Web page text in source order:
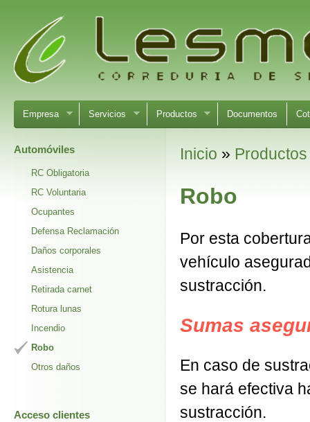
Empresa Servicios Productos Documentos
Automóviles
RC Obligatoria
RC Voluntaria
Ocupantes
Defensa Reclamación
Daños corporales
Asistencia
Retirada carnet
Rotura lunas
Incendio
Robo
Otros daños
Acceso clientes
Inicio » Productos
Robo
Por esta
vehículo
sustracción.
Sumas
En caso de
se hará efectiva
sustracción.